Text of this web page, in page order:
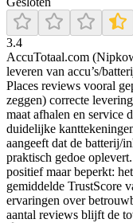
3.4
AccuTotaal.com
leveren van accu’s/
Places reviews vooral
zeggen) correcte
maat afhalen en service
duidelijke
aangeeft dat de batterij/
praktisch gedoe
positief maar beperkt:
gemiddelde TrustScore
ervaringen over
aantal reviews blijft de